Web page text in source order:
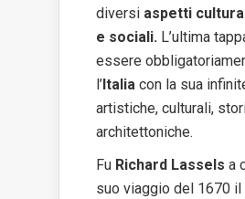
diversi aspetti
e sociali. L’ultima
essere
l’ Italia con la sua
artistiche, culturali,
architettoniche.
Fu Richard Lassels a
suo viaggio del 1670 il